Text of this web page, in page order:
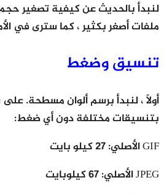
لنبدأ بالحديث عن كيفية تصغير
ملفات أصغر بكثير ، كما سترى في
تنسيق وضغط
بتنسيقات مختلفة دون أي ضغط:
GIF الأصلي: 27 كيلو بايت
JPEG الأصلي: 67 كيلوبايت